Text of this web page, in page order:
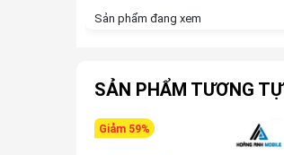
Sản phẩm đang xem
SẢN PHẨM TƯƠNG TỰ
Giảm 59%